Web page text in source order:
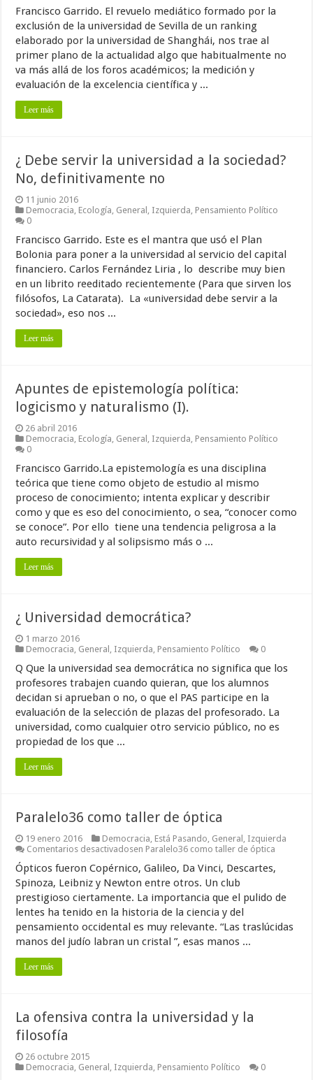
Francisco Garrido. El revuelo mediático formado por la
exclusión de la universidad de Sevilla de un ranking
elaborado por la universidad de Shanghái, nos trae al
primer plano de la actualidad algo que habitualmente no
va más allá de los foros académicos; la medición y
evaluación de la excelencia científica y ...
Leer más
¿ Debe servir la universidad a la sociedad?
No, definitivamente no
11 junio 2016
Democracia, Ecología, General , Izquierda, Pensamiento Político
0
Francisco Garrido. Este es el mantra que usó el Plan
Bolonia para poner a la universidad al servicio del capital
financiero. Carlos Fernández Liria , lo describe muy bien
en un librito reeditado recientemente (Para que sirven los
filósofos, La Catarata). La «universidad debe servir a la
sociedad», eso nos ...
Leer más
Apuntes de epistemología política:
logicismo y naturalismo (I).
26 abril 2016
Democracia, Ecología, General , Izquierda, Pensamiento Político
0
Francisco Garrido.La epistemología es una disciplina
teórica que tiene como objeto de estudio al mismo
proceso de conocimiento; intenta explicar y describir
como y que es eso del conocimiento, o sea, “conocer como
se conoce”. Por ello tiene una tendencia peligrosa a la
auto recursividad y al solipsismo más o ...
Leer más
¿ Universidad democrática?
1 marzo 2016
Democracia, General , Izquierda, Pensamiento Político 0
Q Que la universidad sea democrática no significa que los
profesores trabajen cuando quieran, que los alumnos
decidan si aprueban o no, o que el PAS participe en la
evaluación de la selección de plazas del profesorado. La
universidad, como cualquier otro servicio público, no es
propiedad de los que ...
Leer más
Paralelo36 como taller de óptica
19 enero 2016 Democracia, Está Pasando, General , Izquierda
Comentarios desactivadosen Paralelo36 como taller de óptica
Ópticos fueron Copérnico, Galileo, Da Vinci, Descartes,
Spinoza, Leibniz y Newton entre otros. Un club
prestigioso ciertamente. La importancia que el pulido de
lentes ha tenido en la historia de la ciencia y del
pensamiento occidental es muy relevante. “Las traslúcidas
manos del judío labran un cristal ”, esas manos ...
Leer más
La ofensiva contra la universidad y la
filosofía
26 octubre 2015
Democracia, General , Izquierda, Pensamiento Político 0